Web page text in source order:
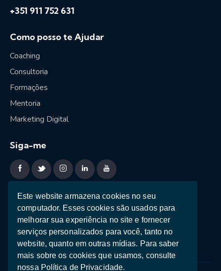
Este website armazena cookies no seu
computador. Esses cookies são usados ​​para
melhorar sua experiência no site e fornecer
serviços personalizados para você, tanto no
website, quanto em outras mídias. Para saber
mais sobre os cookies que usamos, consulte
nossa Política de Privacidade.
+351 911 752 631
Como posso te Ajudar
Coaching
Consultoria
Formações
Mentoria
Marketing Digital
Siga-me
Sessão estratégica
Ebooks
Teste de Personalidade